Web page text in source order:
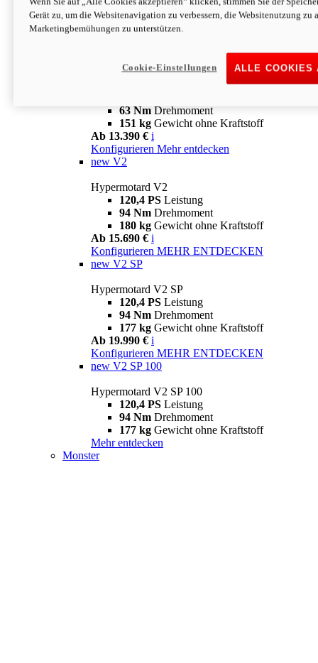
63 NmDrehmoment
151 kgGewicht ohne Kraftstoff
Ab 13.890 € i
63 Nm Drehmoment
151 kg Gewicht ohne Kraftstoff
Ab 13.390 € i
Konfigurieren Mehr entdecken
new V2
Hypermotard V2
120,4 PS Leistung
94 Nm Drehmoment
180 kg Gewicht ohne Kraftstoff
Ab 15.690 € i
Konfigurieren MEHR ENTDECKEN
new V2 SP
Hypermotard V2 SP
120,4 PS Leistung
94 Nm Drehmoment
177 kg Gewicht ohne Kraftstoff
Ab 19.990 € i
Konfigurieren MEHR ENTDECKEN
new V2 SP 100
Hypermotard V2 SP 100
120,4 PS Leistung
94 Nm Drehmoment
177 kg Gewicht ohne Kraftstoff
Mehr entdecken
Monster
Gerät zu, um die Websitenavigation zu verbessern, die Websitenutzung zu
Marketingbemühungen zu unterstützen.
ALLE COOKIES
Cookie-Einstellungen